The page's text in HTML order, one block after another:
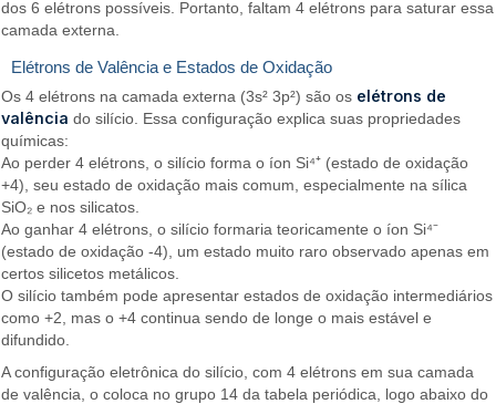
dos 6 elétrons possíveis. Portanto, faltam 4 elétrons para saturar essa
camada externa.
Elétrons de Valência e Estados de Oxidação
Os 4 elétrons na camada externa (3s² 3p²) são os elétrons de
valência do silício. Essa configuração explica suas propriedades
químicas:
Ao perder 4 elétrons, o silício forma o íon Si⁴⁺ (estado de oxidação
+4), seu estado de oxidação mais comum, especialmente na sílica
SiO₂ e nos silicatos.
Ao ganhar 4 elétrons, o silício formaria teoricamente o íon Si⁴⁻
(estado de oxidação -4), um estado muito raro observado apenas em
certos silicetos metálicos.
O silício também pode apresentar estados de oxidação intermediários
como +2, mas o +4 continua sendo de longe o mais estável e
difundido.
A configuração eletrônica do silício, com 4 elétrons em sua camada
de valência, o coloca no grupo 14 da tabela periódica, logo abaixo do